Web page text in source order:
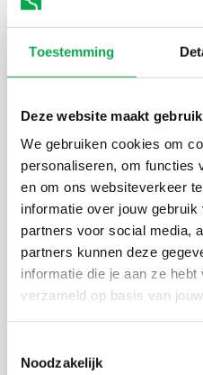
Toestemming
Deze website maakt
We gebruiken cookies om
personaliseren, om functies
en om ons websiteverkeer
informatie over jouw
partners voor social media,
partners kunnen deze
informatie die je aan ze
verzameld op basis van
Noodzakelijk